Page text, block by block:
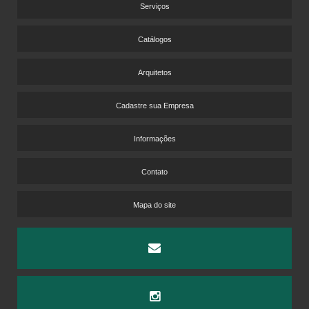
PISO VINÍLICO DE ENCAIXE PREÇO
Serviços
Catálogos
Arquitetos
Cadastre sua Empresa
Informações
Contato
Mapa do site